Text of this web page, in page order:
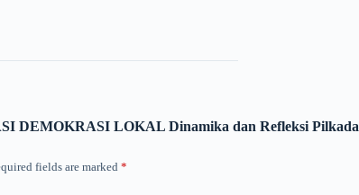
DEMOKRASI LOKAL Dinamika dan Refleksi Pilkada
fields are marked *